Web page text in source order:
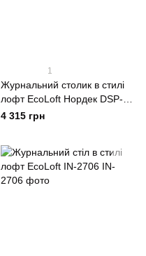
1
Журнальний столик в стилі
лофт EcoLoft Нордек DSP-
1448
4 315 грн